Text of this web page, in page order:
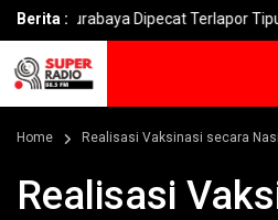
Berita :
Surabaya Dipecat Terlapor Tipu
Home Realisasi Vaksinasi secara
Realisasi